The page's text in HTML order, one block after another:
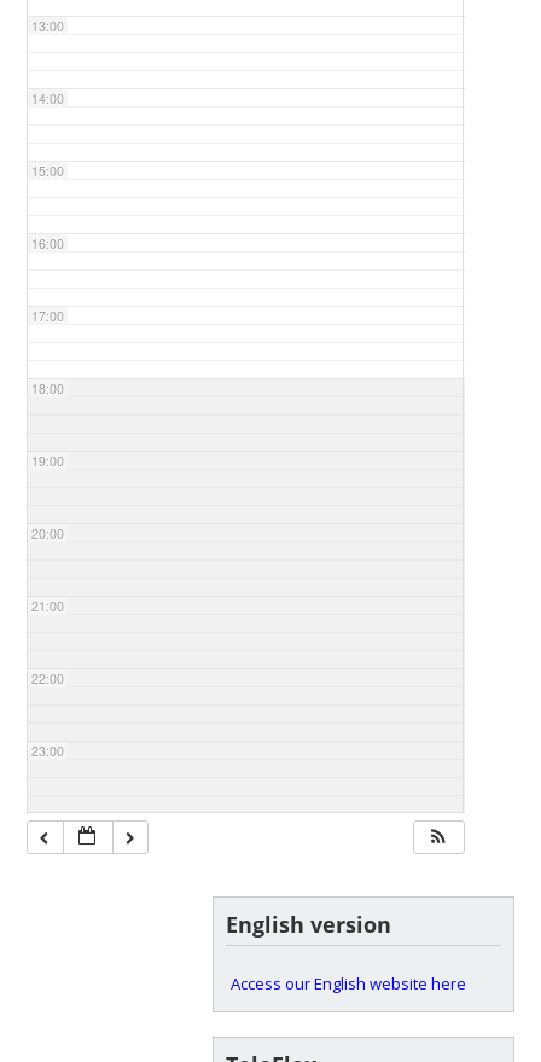
13:00
14:00
15:00
16:00
17:00
18:00
19:00
20:00
21:00
22:00
23:00
English version
Access our English website here